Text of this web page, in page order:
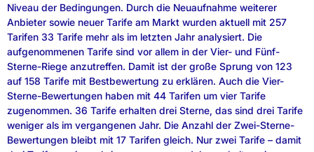
Niveau der Bedingungen. Durch die Neuaufnahme weiterer
Anbieter sowie neuer Tarife am Markt wurden aktuell mit 257
Tarifen 33 Tarife mehr als im letzten Jahr analysiert. Die
aufgenommenen Tarife sind vor allem in der Vier- und Fünf-
Sterne-Riege anzutreffen. Damit ist der große Sprung von 123
auf 158 Tarife mit Bestbewertung zu erklären. Auch die Vier-
Sterne-Bewertungen haben mit 44 Tarifen um vier Tarife
zugenommen. 36 Tarife erhalten drei Sterne, das sind drei Tarife
weniger als im vergangenen Jahr. Die Anzahl der Zwei-Sterne-
Bewertungen bleibt mit 17 Tarifen gleich. Nur zwei Tarife – damit